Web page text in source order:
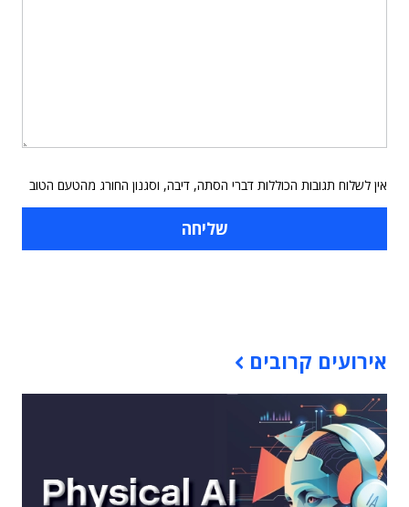
אין לשלוח תגובות הכוללות דברי הסתה, דיבה, וסגנון החורג מהטעם הטוב
אירועים קרובים